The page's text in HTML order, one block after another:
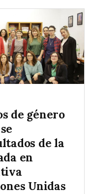
de género
de la
en
Unidas